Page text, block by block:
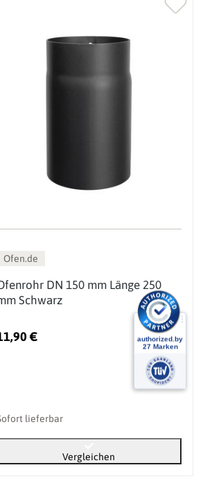
Ofen.de
DN 150 mm Länge 250
Schwarz
€
lieferbar
Vergleichen